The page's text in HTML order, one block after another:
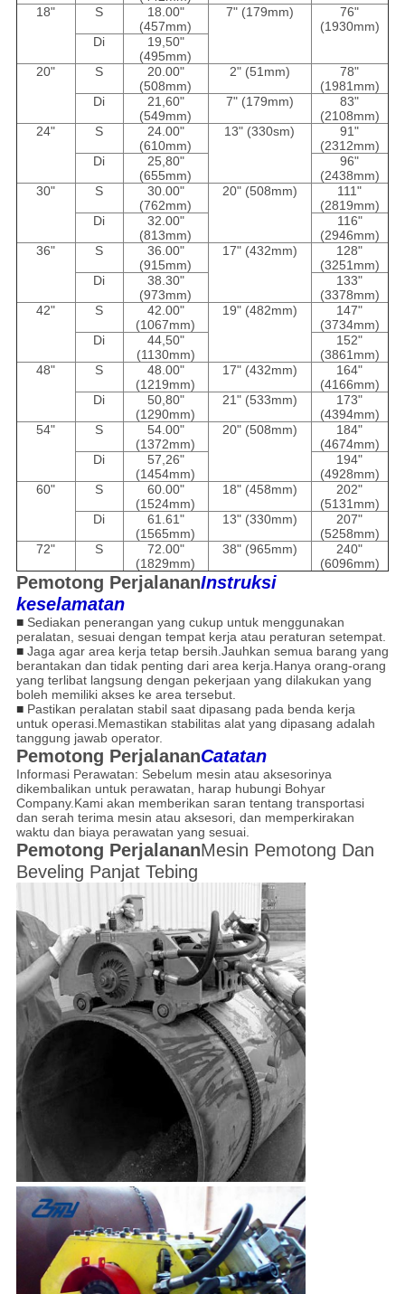
18"
S
18.00"
(457mm)
7" (179mm)
76"
(1930mm)
Di
19,50"
(495mm)
20"
S
20.00"
(508mm)
2" (51mm)
78"
(1981mm)
Di
21,60"
(549mm)
7" (179mm)
83"
(2108mm)
24"
S
24.00"
(610mm)
13" (330sm)
91"
(2312mm)
Di
25,80"
(655mm)
96"
(2438mm)
30"
S
30.00"
(762mm)
20" (508mm)
111"
(2819mm)
Di
32.00"
(813mm)
116"
(2946mm)
36"
S
36.00"
(915mm)
17" (432mm)
128"
(3251mm)
Di
38.30"
(973mm)
133"
(3378mm)
42"
S
42.00"
(1067mm)
19" (482mm)
147"
(3734mm)
Di
44,50"
(1130mm)
152"
(3861mm)
48"
S
48.00"
(1219mm)
17" (432mm)
164"
(4166mm)
Di
50,80"
(1290mm)
21" (533mm)
173"
(4394mm)
54"
S
54.00"
(1372mm)
20" (508mm)
184"
(4674mm)
Di
57,26"
(1454mm)
194"
(4928mm)
60"
S
60.00"
(1524mm)
18" (458mm)
202"
(5131mm)
Di
61.61"
(1565mm)
13" (330mm)
207"
(5258mm)
72"
S
72.00"
(1829mm)
38" (965mm)
240"
(6096mm)
Pemotong PerjalananInstruksi
keselamatan
■ Sediakan penerangan yang cukup untuk menggunakan
peralatan, sesuai dengan tempat kerja atau peraturan setempat.
■ Jaga agar area kerja tetap bersih.Jauhkan semua barang yang
berantakan dan tidak penting dari area kerja.Hanya orang-orang
yang terlibat langsung dengan pekerjaan yang dilakukan yang
boleh memiliki akses ke area tersebut.
■ Pastikan peralatan stabil saat dipasang pada benda kerja
untuk operasi.Memastikan stabilitas alat yang dipasang adalah
tanggung jawab operator.
Pemotong PerjalananCatatan
Informasi Perawatan: Sebelum mesin atau aksesorinya
dikembalikan untuk perawatan, harap hubungi Bohyar
Company.Kami akan memberikan saran tentang transportasi
dan serah terima mesin atau aksesori, dan memperkirakan
waktu dan biaya perawatan yang sesuai.
Pemotong PerjalananMesin Pemotong Dan
Beveling Panjat Tebing